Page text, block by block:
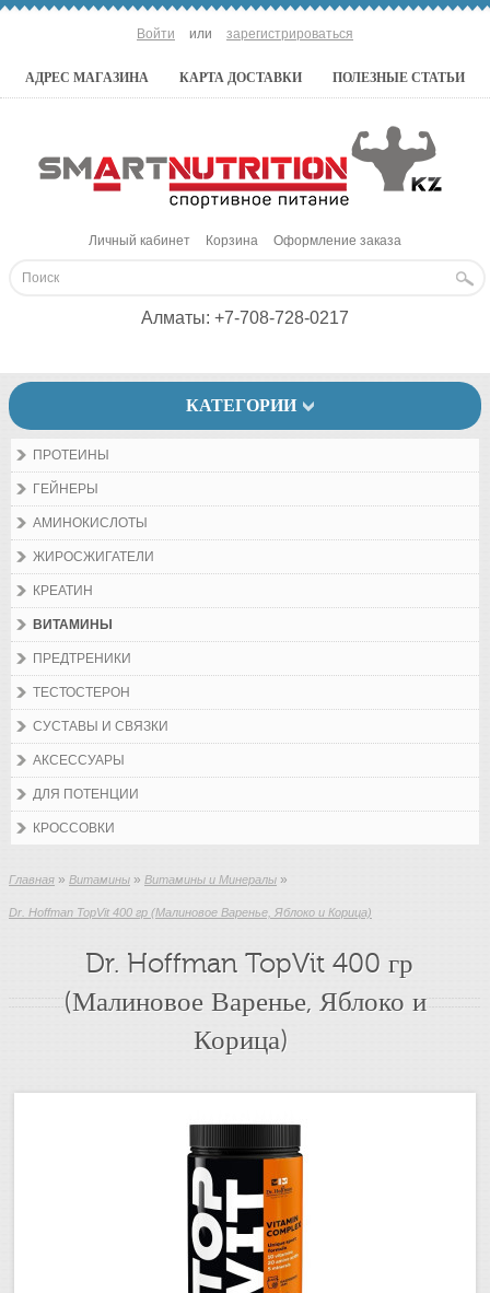
Войти или зарегистрироваться
АДРЕС МАГАЗИНА КАРТА ДОСТАВКИ ПОЛЕЗНЫЕ СТАТЬИ
Личный кабинет Корзина Оформление заказа
Алматы: +7-708-728-0217
КАТЕГОРИИ
ПРОТЕИНЫ
ГЕЙНЕРЫ
АМИНОКИСЛОТЫ
ЖИРОСЖИГАТЕЛИ
КРЕАТИН
ВИТАМИНЫ
ПРЕДТРЕНИКИ
ТЕСТОСТЕРОН
СУСТАВЫ И СВЯЗКИ
АКСЕССУАРЫ
ДЛЯ ПОТЕНЦИИ
КРОССОВКИ
Главная » Витамины » Витамины и Минералы »
Dr. Hoffman TopVit 400 гр (Малиновое Варенье, Яблоко и Корица)
Dr. Hoffman TopVit 400 гр
(Малиновое Варенье, Яблоко и
Корица)